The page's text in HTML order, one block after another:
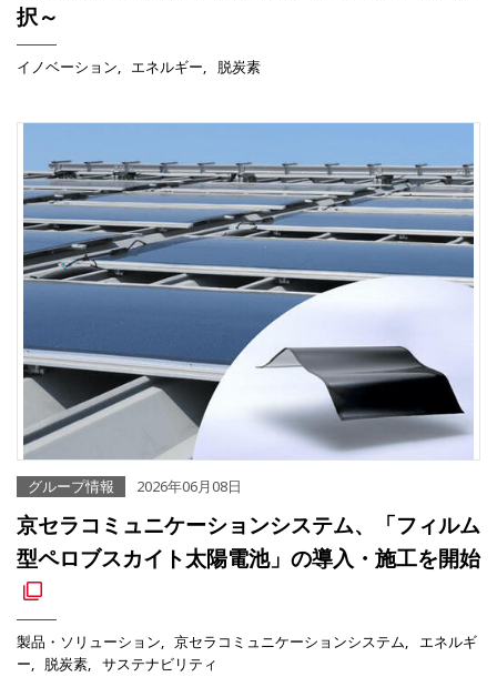
択～
イノベーション エネルギー 脱炭素
グループ情報 2026年06月08日
京セラコミュニケーションシステム、「フィルム
型ペロブスカイト太陽電池」の導入・施工を開始
製品・ソリューション 京セラコミュニケーションシステム
エネルギ
ー
脱炭素 サステナビリティ